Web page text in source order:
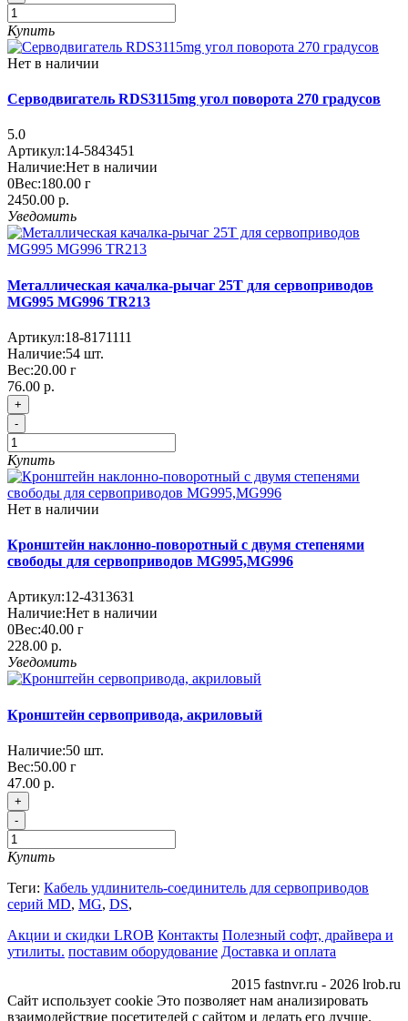
Купить
Нет в наличии
Серводвигатель RDS3115mg угол поворота 270 градусов
5.0
Артикул:14-5843451
Наличие:Нет в наличии
0Вес:180.00 г
2450.00 р.
Уведомить
Металлическая качалка-рычаг 25T для сервоприводов
MG995 MG996 TR213
Артикул:18-8171111
Наличие:54 шт.
Вес:20.00 г
76.00 р.
+
-
Купить
Нет в наличии
Кронштейн наклонно-поворотный с двумя степенями
свободы для сервоприводов MG995,MG996
Артикул:12-4313631
Наличие:Нет в наличии
0Вес:40.00 г
228.00 р.
Уведомить
Кронштейн сервопривода, акриловый
Наличие:50 шт.
Вес:50.00 г
47.00 р.
+
-
Купить
Теги: Кабель удлинитель-соединитель для сервоприводов
серий MD, MG, DS,
Акции и скидки LROB Контакты Полезный софт, драйвера и
утилиты. поставим оборудование Доставка и оплата
2015 fastnvr.ru - 2026 lrob.ru
Сайт использует cookie Это позволяет нам анализировать
взаимодействие посетителей с сайтом и делать его лучше.